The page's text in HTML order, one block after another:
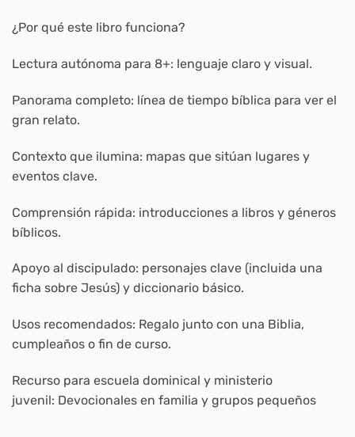
¿Por qué este libro funciona?
Lectura autónoma para 8+: lenguaje claro y visual.
Panorama completo: línea de tiempo bíblica para ver el
gran relato.
Contexto que ilumina: mapas que sitúan lugares y
eventos clave.
Comprensión rápida: introducciones a libros y géneros
bíblicos.
Apoyo al discipulado: personajes clave (incluida una
ficha sobre Jesús) y diccionar­io básico.
Usos recomendados: Regalo junto con una Biblia,
cumpleaños o fin de curso.
Recurso para escuela dominical y ministerio
juvenil: Devocionales en familia y grupos pequeños